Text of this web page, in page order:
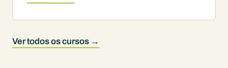
Ver todos os cursos →